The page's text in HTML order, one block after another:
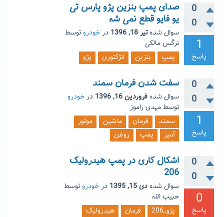
0
0
1
پاسخ
صدای پمپ بنزین پژو پارس تی
یو فایو قطع نمی شه
سوال شدهتیر 18, 1396 درخودروتوسط
نرگس مالکی
پمپ
بنزین انژکتوری پژو
0
0
1
پاسخ
سفت شدن فرمان سمند
سوال شدهفروردین 16, 1396 درخودرو
توسط مهدی راموز
سمند
فرمان ماشین
موتور
آمپر
پمپ روغن
0
0
0
پاسخ
اشکال کاری در پمپ هیدرولیک
206
سوال شدهدی 15, 1395 درخودروتوسط
حبیب الله
پژو_206
فرمان
هیدرولیک